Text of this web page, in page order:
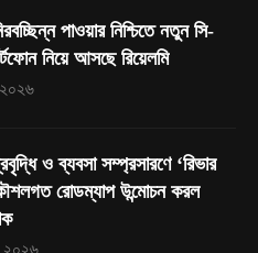
পাওয়ার নিশ্চিতে নতুন সি-
নিয়ে আসছে রিয়েলমি
ও ব্যবসা সম্প্রসারণে ‘রিভার
রোডম্যাপ উন্মোচন করল
২০২৬